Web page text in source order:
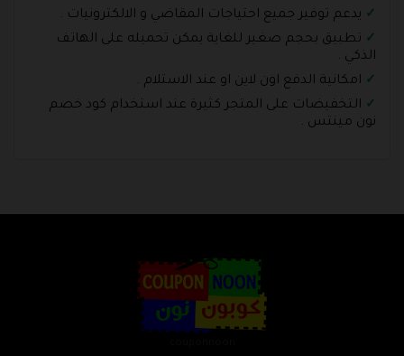
يدعم توفير جميع احتياجات المقاضي و الالكترونيات .
تطبيق بحجم صغير للغاية يمكن تحميله على الهاتف
الذكي .
امكانية الدفع اون لاين او عند الاستلام .
التخفيضات على المتجر كثيرة عند استخدام كود خصم
نون مينتس .